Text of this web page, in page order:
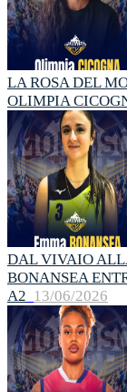
LA ROSA DEL
OLIMPIA
DAL VIVAIO
BONANSEA
A2 13/06/2026